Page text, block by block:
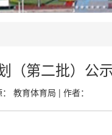
（第二批）公
教育体育局 | 作者：